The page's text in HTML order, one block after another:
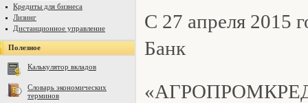
Кредиты для бизнеса
Лизинг
Дистанционное управление
Полезное
Калькулятор вкладов
Словарь экономических
терминов
С 27 апреля 2015
Банк